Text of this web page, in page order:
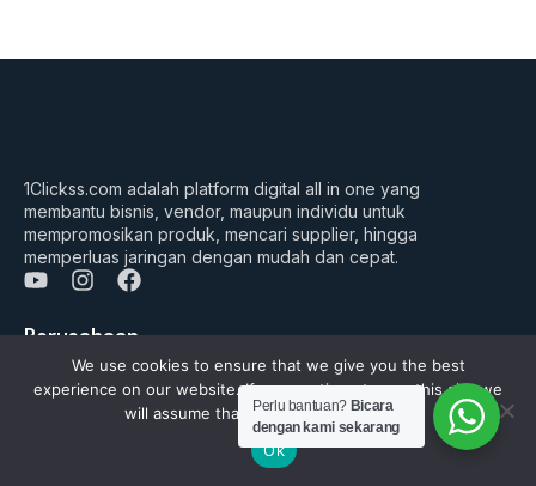
1Clickss.com adalah platform digital all in one yang
membantu bisnis, vendor, maupun individu untuk
mempromosikan produk, mencari supplier, hingga
memperluas jaringan dengan mudah dan cepat.
Y
u
b
I
s
a
g
F
c
b
o
o
Perusahaan
Tentang Kami
Perlu bantuan? Bicara
dengan kami sekarang
We use cookies to ensure that we give you the best
experience on our website. If you continue to use this site we
will assume that you are happy with it.
Ok